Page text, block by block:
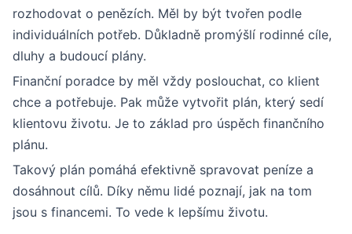
rozhodovat o penězích. Měl by být tvořen podle
individuálních potřeb. Důkladně promýšlí rodinné cíle,
dluhy a budoucí plány.
Finanční poradce by měl vždy poslouchat, co klient
chce a potřebuje. Pak může vytvořit plán, který sedí
klientovu životu. Je to základ pro úspěch finančního
plánu.
Takový plán pomáhá efektivně spravovat peníze a
dosáhnout cílů. Díky němu lidé poznají, jak na tom
jsou s financemi. To vede k lepšímu životu.